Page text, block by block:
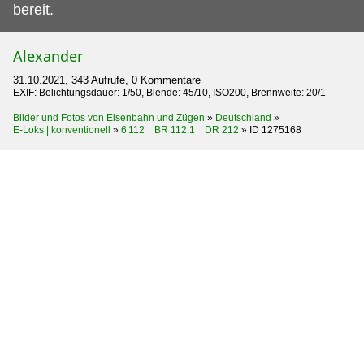
bereit.
Alexander
31.10.2021, 343 Aufrufe, 0 Kommentare
EXIF: Belichtungsdauer: 1/50, Blende: 45/10, ISO200, Brennweite: 20/1
Bilder und Fotos von Eisenbahn und Zügen » Deutschland »
E-Loks | konventionell » 6 112 BR 112.1 DR 212 » ID 1275168